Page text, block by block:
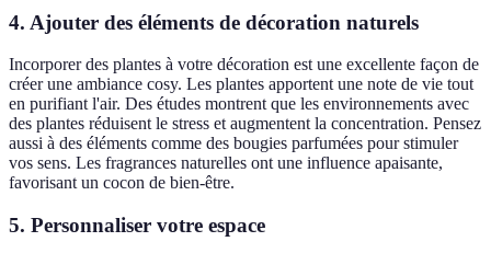
4. Ajouter des éléments de décoration naturels
Incorporer des plantes à votre décoration est une excellente façon de
créer une ambiance cosy. Les plantes apportent une note de vie tout
en purifiant l'air. Des études montrent que les environnements avec
des plantes réduisent le stress et augmentent la concentration. Pensez
aussi à des éléments comme des bougies parfumées pour stimuler
vos sens. Les fragrances naturelles ont une influence apaisante,
favorisant un cocon de bien-être.
5. Personnaliser votre espace